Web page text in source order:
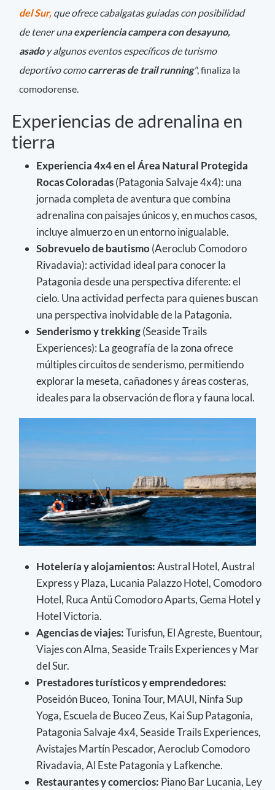
del Sur, que ofrece cabalgatas guiadas con posibilidad
de tener unaexperiencia campera con desayuno,
asadoy algunos eventos específicos de turismo
deportivo comocarreras de trail running", finaliza la
comodorense.
Experiencias de adrenalina en
tierra
Experiencia 4x4 en el Área Natural Protegida
Rocas Coloradas(Patagonia Salvaje 4x4): una
jornada completa de aventura que combina
adrenalina con paisajes únicos y, en muchos casos,
incluye almuerzo en un entorno inigualable.
Sobrevuelo de bautismo(Aeroclub Comodoro
Rivadavia): actividad ideal para conocer la
Patagonia desde una perspectiva diferente: el
cielo. Una actividad perfecta para quienes buscan
una perspectiva inolvidable de la Patagonia.
Senderismo y trekking(Seaside Trails
Experiences): La geografía de la zona ofrece
múltiples circuitos de senderismo, permitiendo
explorar la meseta, cañadones y áreas costeras,
ideales para la observación de flora y fauna local.
Hotelería y alojamientos:Austral Hotel, Austral
Express y Plaza, Lucania Palazzo Hotel, Comodoro
Hotel, Ruca Antü Comodoro Aparts, Gema Hotel y
Hotel Victoria.
Agencias de viajes:Turisfun, El Agreste, Buentour,
Viajes con Alma, Seaside Trails Experiences y Mar
del Sur.
Prestadores turísticos y emprendedores:
Poseidón Buceo, Tonina Tour, MAUI, Ninfa Sup
Yoga, Escuela de Buceo Zeus, Kai Sup Patagonia,
Patagonia Salvaje 4x4, Seaside Trails Experiences,
Avistajes Martín Pescador, Aeroclub Comodoro
Rivadavia, Al Este Patagonia y Lafkenche.
Restaurantes y comercios: Piano Bar Lucania, Ley